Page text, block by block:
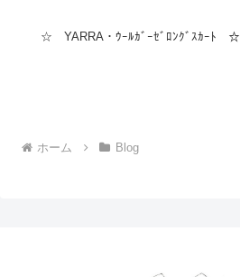
☆ YARRA・ｳｰﾙｶﾞｰｾﾞﾛﾝｸﾞｽｶｰﾄ ☆
ホーム Blog